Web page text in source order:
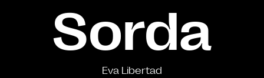
Sorda
Eva Libertad